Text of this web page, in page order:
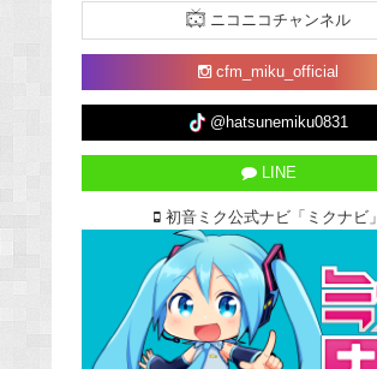
ニコニコチャンネル
cfm_miku_official
@hatsunemiku0831
LINE
初音ミク公式ナビ「ミクナビ」